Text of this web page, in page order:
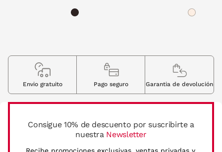
Consigue 10% de descuento por suscribirte a
nuestra Newsletter
Envio gratuito Pago seguro Garantia de devolución